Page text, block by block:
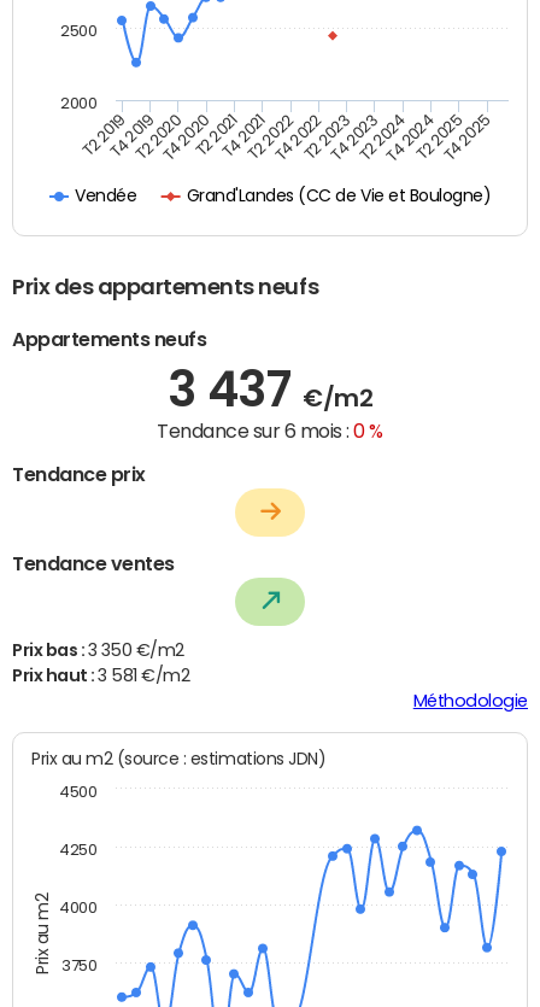
Vendée Grand'Landes (CC de Vie et Boulogne)
T2 2019T4 2019T2 2020T4 2020T2 2021T4 2021T2 2022T4 2022T2 2023T4 2023T2 2024T4 2024T2 2025T4 2025
2000
2500
Prix des appartements neufs
Appartements neufs
3 437 €/m2
Tendance sur 6 mois :0 %
Tendance prix
Tendance ventes
Prix bas : 3 350 €/m2
Prix haut :3 581 €/m2
Méthodologie
Prix au m2
Prix au m2 (source : estimations JDN)
3750
4000
4250
4500